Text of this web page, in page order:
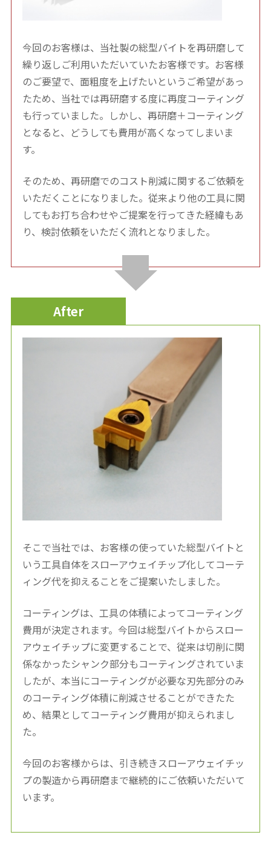
今回のお客様は、当社製の総型バイトを再研磨して
繰り返しご利用いただいていたお客様です。お客様
のご要望で、面粗度を上げたいというご希望があっ
たため、当社では再研磨する度に再度コーティング
も行っていました。しかし、再研磨＋コーティング
となると、どうしても費用が高くなってしまいま
す。
そのため、再研磨でのコスト削減に関するご依頼を
いただくことになりました。従来より他の工具に関
してもお打ち合わせやご提案を行ってきた経緯もあ
り、検討依頼をいただく流れとなりました。
After
そこで当社では、お客様の使っていた総型バイトと
いう工具自体をスローアウェイチップ化してコーテ
ィング代を抑えることをご提案いたしました。
コーティングは、工具の体積によってコーティング
費用が決定されます。今回は総型バイトからスロー
アウェイチップに変更することで、従来は切削に関
係なかったシャンク部分もコーティングされていま
したが、本当にコーティングが必要な刃先部分のみ
のコーティング体積に削減させることができたた
め、結果としてコーティング費用が抑えられまし
た。
今回のお客様からは、引き続きスローアウェイチッ
プの製造から再研磨まで継続的にご依頼いただいて
います。